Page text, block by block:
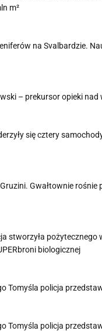
m²
na Svalbardzie.
– prekursor opieki nad
się cztery
Gwałtownie rośnie
stworzyła pożytecznego
biologicznej
Tomyśla policja
Tomyśla policja